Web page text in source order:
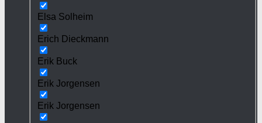
Elsa Solheim
Erich Dieckmann
Erik Buck
Erik Jorgensen
Erik Jorgensen